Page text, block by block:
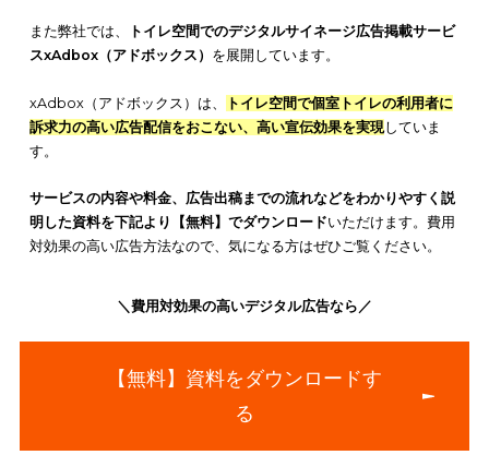
本記事を読むことで、チラシ広告の費用を上手に抑えるコツを
してください。
また弊社では、
xAdbox（アドボックス）は、トイレ空間で個室トイレの利用
訴求力の高い広告配信をおこない、高い宣伝効果を実現 していま
サービスの内容や料金、広告出稿までの流れなどをわかりやす
対効果の高い広告方法なので、気になる方はぜひご覧ください。
＼費用対効果の高いデジタル広告なら／